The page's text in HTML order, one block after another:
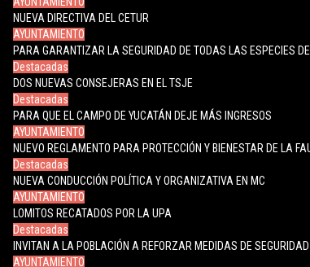
NUEVA DIRECTIVA DEL CETUR
AYUNTAMIENTO
PARA GARANTIZAR LA SEGURIDAD DE TODAS LAS ESPECIES
Destacadas
DOS NUEVAS CONSEJERAS EN EL TSJE
Destacadas
PARA QUE EL CAMPO DE YUCATÁN DEJE MÁS INGRESOS
AYUNTAMIENTO
NUEVO REGLAMENTO PARA PROTECCIÓN Y BIENESTAR DE LA
Destacadas
NUEVA CONDUCCIÓN POLÍTICA Y ORGANIZATIVA EN MC
AYUNTAMIENTO
LOMITOS RECATADOS POR LA UPA
Destacadas
INVITAN A LA POBLACIÓN A REFORZAR MEDIDAS DE SEGURIDAD
AYUNTAMIENTO